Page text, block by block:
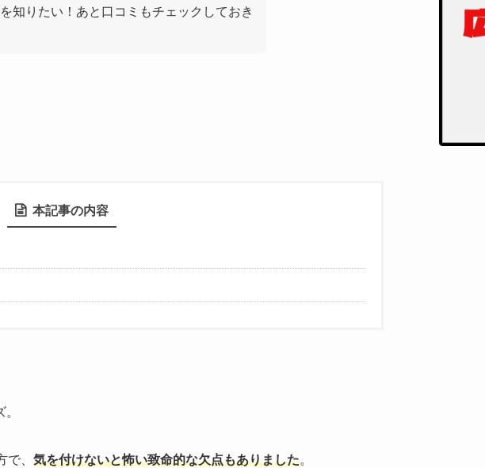
知りたい！あと口コミもチェックしておき
本記事の内容
、 気を付けないと怖い致命的な欠点もありました。